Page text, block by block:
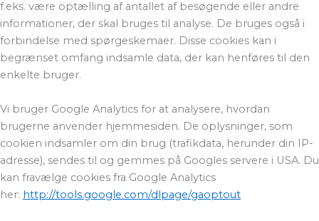
f.eks. være optælling af antallet af besøgende eller andre
informationer, der skal bruges til analyse. De bruges også i
forbindelse med spørgeskemaer. Disse cookies kan i
begrænset omfang indsamle data, der kan henføres til den
enkelte bruger.
Vi bruger Google Analytics for at analysere, hvordan
brugerne anvender hjemmesiden. De oplysninger, som
cookien indsamler om din brug (trafikdata, herunder din IP-
adresse), sendes til og gemmes på Googles servere i USA. Du
kan fravælge cookies fra Google Analytics
her: http://tools.google.com/dlpage/gaoptout